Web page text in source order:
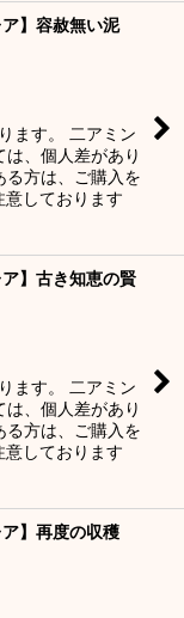
】容赦無い泥
ます。 二アミン
は、個人差があり
る方は、ご購入を
しております
】古き知恵の賢
ます。 二アミン
は、個人差があり
る方は、ご購入を
しております
ア】再度の収穫